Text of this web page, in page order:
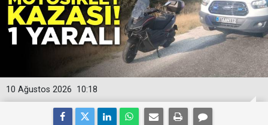
10:18
10 Ağustos 2026